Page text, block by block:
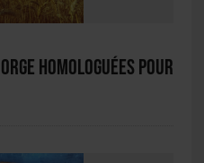
homologuées pour